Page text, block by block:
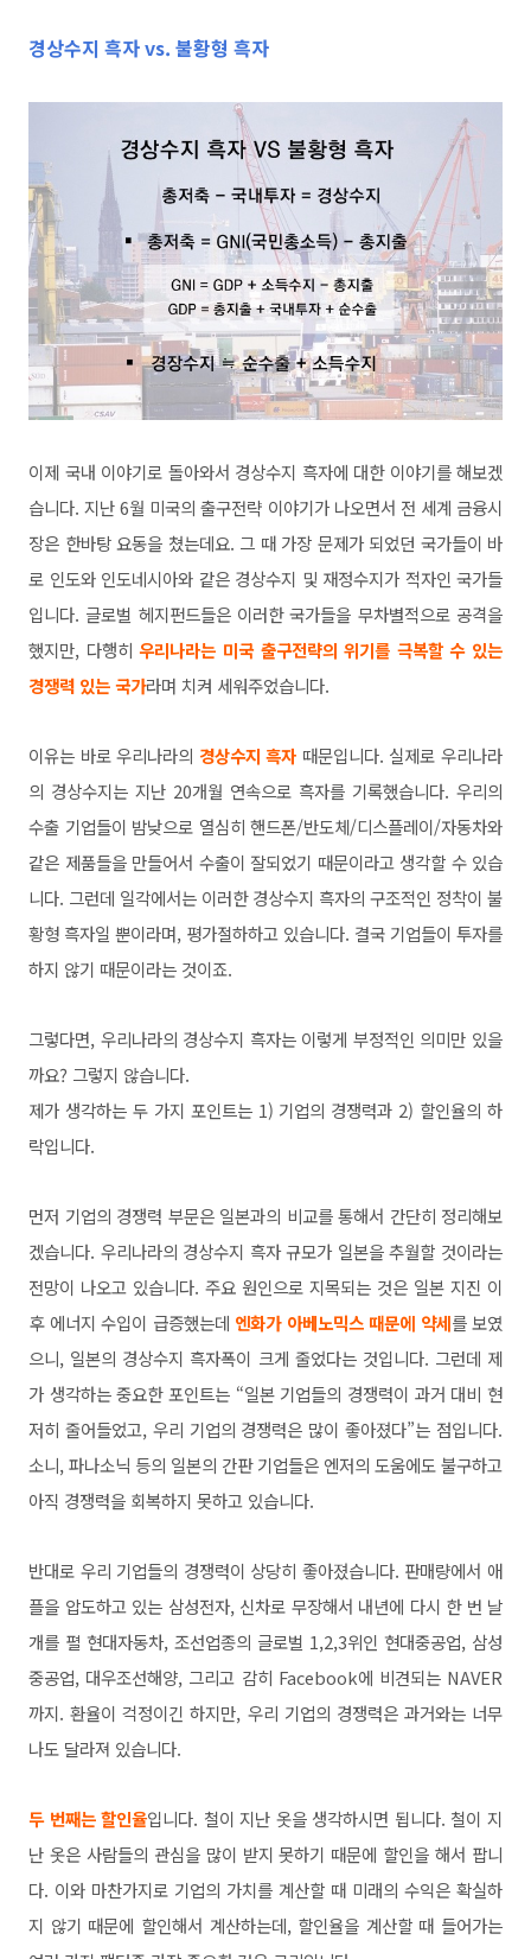
경상수지 흑자 vs. 불황형 흑자
이제 국내 이야기로 돌아와서 경상수지 흑자에 대한 이야기를 해보겠
습니다. 지난 6월 미국의 출구전략 이야기가 나오면서 전 세계 금융시
장은 한바탕 요동을 쳤는데요. 그 때 가장 문제가 되었던 국가들이 바
로 인도와 인도네시아와 같은 경상수지 및 재정수지가 적자인 국가들
입니다. 글로벌 헤지펀드들은 이러한 국가들을 무차별적으로 공격을
했지만, 다행히우리나라는 미국 출구전략의 위기를 극복할 수 있는
경쟁력 있는 국가라며 치켜 세워주었습니다.
이유는 바로 우리나라의 경상수지 흑자 때문입니다. 실제로 우리나라
의 경상수지는 지난 20개월 연속으로 흑자를 기록했습니다. 우리의
수출 기업들이 밤낮으로 열심히 핸드폰/반도체/디스플레이/자동차와
같은 제품들을 만들어서 수출이 잘되었기 때문이라고 생각할 수 있습
니다. 그런데 일각에서는 이러한 경상수지 흑자의 구조적인 정착이 불
황형 흑자일 뿐이라며, 평가절하하고 있습니다. 결국 기업들이 투자를
하지 않기 때문이라는 것이죠.
그렇다면, 우리나라의 경상수지 흑자는 이렇게 부정적인 의미만 있을
까요? 그렇지 않습니다.
제가 생각하는 두 가지 포인트는 1) 기업의 경쟁력과 2) 할인율의 하
락입니다.
먼저 기업의 경쟁력 부문은 일본과의 비교를 통해서 간단히 정리해보
겠습니다. 우리나라의 경상수지 흑자 규모가 일본을 추월할 것이라는
전망이 나오고 있습니다. 주요 원인으로 지목되는 것은 일본 지진 이
후 에너지 수입이 급증했는데 엔화가 아베노믹스 때문에 약세를 보였
으니, 일본의 경상수지 흑자폭이 크게 줄었다는 것입니다. 그런데 제
가 생각하는 중요한 포인트는 “일본 기업들의 경쟁력이 과거 대비 현
저히 줄어들었고, 우리 기업의 경쟁력은 많이 좋아졌다”는 점입니다.
소니, 파나소닉 등의 일본의 간판 기업들은 엔저의 도움에도 불구하고
아직 경쟁력을 회복하지 못하고 있습니다.
반대로 우리 기업들의 경쟁력이 상당히 좋아졌습니다. 판매량에서 애
플을 압도하고 있는 삼성전자, 신차로 무장해서 내년에 다시 한 번 날
개를 펼 현대자동차, 조선업종의 글로벌 1,2,3위인 현대중공업, 삼성
중공업, 대우조선해양, 그리고 감히 Facebook에 비견되는 NAVER
까지. 환율이 걱정이긴 하지만, 우리 기업의 경쟁력은 과거와는 너무
나도 달라져 있습니다.
두 번째는 할인율입니다. 철이 지난 옷을 생각하시면 됩니다. 철이 지
난 옷은 사람들의 관심을 많이 받지 못하기 때문에 할인을 해서 팝니
다. 이와 마찬가지로 기업의 가치를 계산할 때 미래의 수익은 확실하
지 않기 때문에 할인해서 계산하는데, 할인율을 계산할 때 들어가는